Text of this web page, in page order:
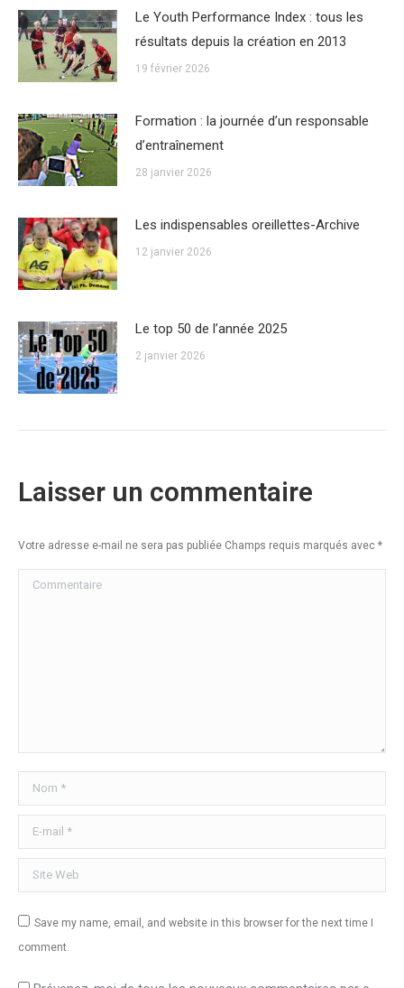
Le Youth Performance Index : tous les
résultats depuis la création en 2013
19 février 2026
Formation : la journée d’un responsable
d’entraînement
28 janvier 2026
Les indispensables oreillettes-Archive
12 janvier 2026
Le top 50 de l’année 2025
2 janvier 2026
Laisser un commentaire
Votre adresse e-mail ne sera pas publiée Champs requis marqués avec *
Commentaire
Nom *
E-mail *
Site Web
Save my name, email, and website in this browser for the next time I
comment.